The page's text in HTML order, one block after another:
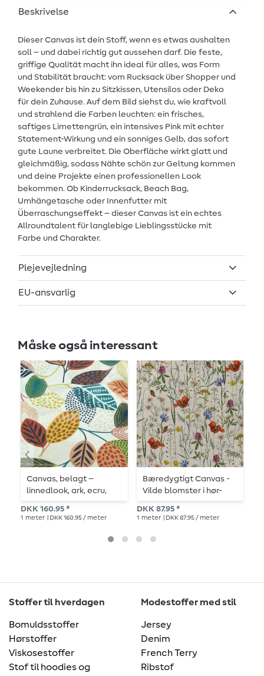
Beskrivelse
Dieser Canvas ist dein Stoff, wenn es etwas aushalten
soll – und dabei richtig gut aussehen darf. Die feste,
griffige Qualität macht ihn ideal für alles, was Form
und Stabilität braucht: vom Rucksack über Shopper und
Weekender bis hin zu Sitzkissen, Utensilos oder Deko
für dein Zuhause. Auf dem Bild siehst du, wie kraftvoll
und strahlend die Farben leuchten: ein frisches,
saftiges Limettengrün, ein intensives Pink mit echter
Statement-Wirkung und ein sonniges Gelb, das sofort
gute Laune verbreitet. Die Oberfläche wirkt glatt und
gleichmäßig, sodass Nähte schön zur Geltung kommen
und deine Projekte einen professionellen Look
bekommen. Ob Kinderrucksack, Beach Bag,
Umhängetasche oder Innenfutter mit
Überraschungseffekt – dieser Canvas ist ein echtes
Allroundtalent für langlebige Lieblingsstücke mit
Farbe und Charakter.
Plejevejledning
EU-ansvarlig
Måske også interessant
Canvas, belagt –
linnedlook, ark, ecru,
flerfarvet
DKK 160.95 *
1 meter | DKK 160.95 / meter
Bæredygtigt Canvas -
Vilde blomster i hør-
look Beige
DKK 87.95 *
1 meter | DKK 87.95 / meter
Stoffer til hverdagen
Bomuldsstoffer
Hørstoffer
Viskosestoffer
Stof til hoodies og
Modestoffer med stil
Jersey
Denim
French Terry
Ribstof